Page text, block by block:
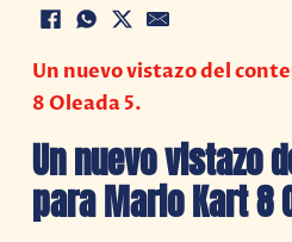
Un nuevo vistazo del
8 Oleada 5.
Un nuevo vistazo
para Mario Kart 8